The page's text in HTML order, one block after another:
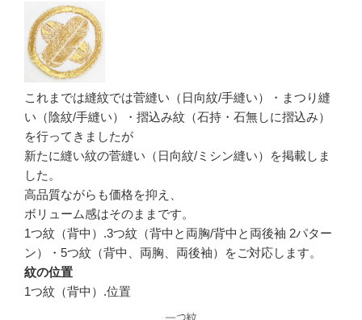
これまでは縫紋では菅縫い（日向紋/手縫い）・まつり縫
い（陰紋/手縫い）・摺込み紋（石持・石無しに摺込み）
を行ってきましたが
新たに縫い紋の菅縫い（日向紋/ミシン縫い）を掲載しま
した。
高品質ながらも価格を抑え、
ボリューム感はそのままです。
1つ紋（背中）.3つ紋（背中と両胸/背中と両後袖 2パター
ン）・5つ紋（背中、両胸、両後袖）をご対応します。
紋の位置
1つ紋（背中）.位置